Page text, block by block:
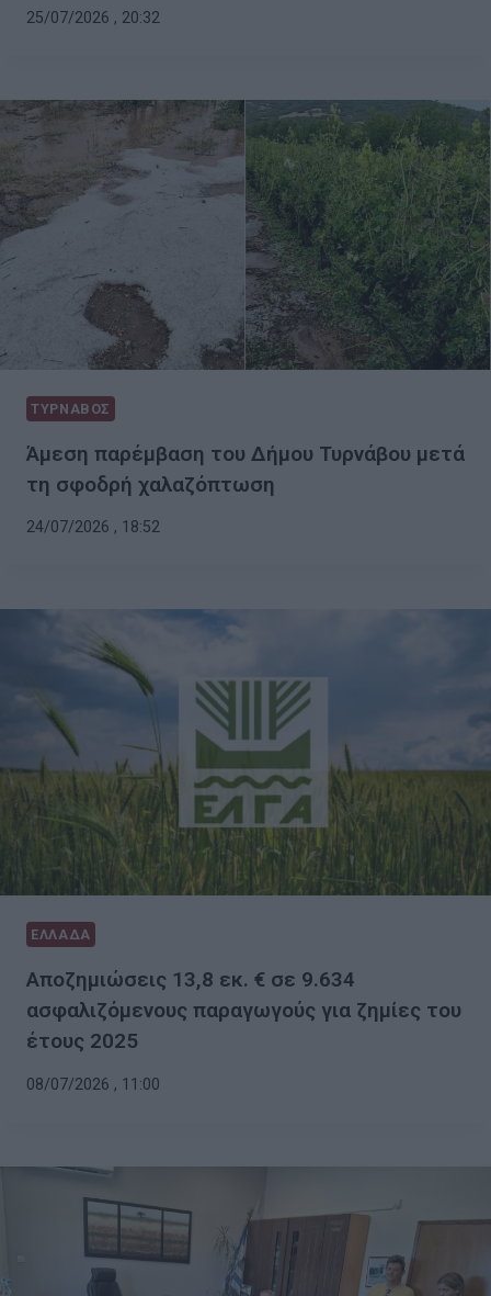
25/07/2026 , 20:32
ΤΥΡΝΑΒΟΣ
Άμεση παρέμβαση του Δήμου Τυρνάβου μετά
τη σφοδρή χαλαζόπτωση
24/07/2026 , 18:52
ΕΛΛΑΔΑ
Αποζημιώσεις 13,8 εκ. € σε 9.634
ασφαλιζόμενους παραγωγούς για ζημίες του
έτους 2025
08/07/2026 , 11:00